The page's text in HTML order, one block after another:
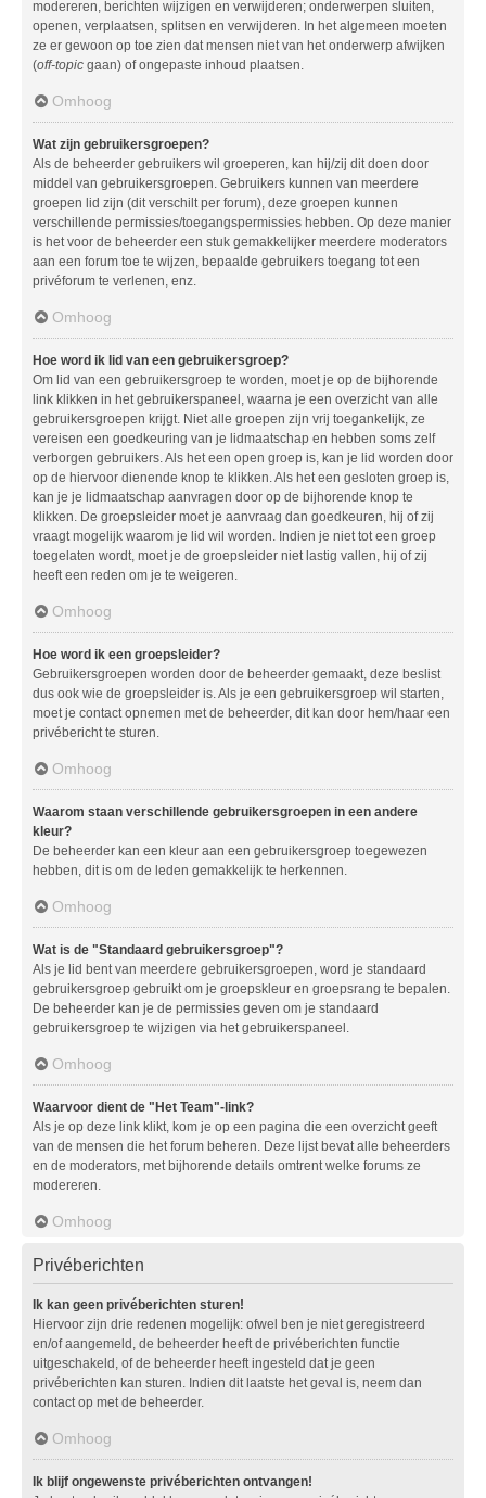
modereren, berichten wijzigen en verwijderen; onderwerpen sluiten,
openen, verplaatsen, splitsen en verwijderen. In het algemeen moeten
ze er gewoon op toe zien dat mensen niet van het onderwerp afwijken
(off-topic gaan) of ongepaste inhoud plaatsen.
Omhoog
Wat zijn gebruikersgroepen?
Als de beheerder gebruikers wil groeperen, kan hij/zij dit doen door
middel van gebruikersgroepen. Gebruikers kunnen van meerdere
groepen lid zijn (dit verschilt per forum), deze groepen kunnen
verschillende permissies/toegangspermissies hebben. Op deze manier
is het voor de beheerder een stuk gemakkelijker meerdere moderators
aan een forum toe te wijzen, bepaalde gebruikers toegang tot een
privéforum te verlenen, enz.
Omhoog
Hoe word ik lid van een gebruikersgroep?
Om lid van een gebruikersgroep te worden, moet je op de bijhorende
link klikken in het gebruikerspaneel, waarna je een overzicht van alle
gebruikersgroepen krijgt. Niet alle groepen zijn vrij toegankelijk, ze
vereisen een goedkeuring van je lidmaatschap en hebben soms zelf
verborgen gebruikers. Als het een open groep is, kan je lid worden door
op de hiervoor dienende knop te klikken. Als het een gesloten groep is,
kan je je lidmaatschap aanvragen door op de bijhorende knop te
klikken. De groepsleider moet je aanvraag dan goedkeuren, hij of zij
vraagt mogelijk waarom je lid wil worden. Indien je niet tot een groep
toegelaten wordt, moet je de groepsleider niet lastig vallen, hij of zij
heeft een reden om je te weigeren.
Omhoog
Hoe word ik een groepsleider?
Gebruikersgroepen worden door de beheerder gemaakt, deze beslist
dus ook wie de groepsleider is. Als je een gebruikersgroep wil starten,
moet je contact opnemen met de beheerder, dit kan door hem/haar een
privébericht te sturen.
Omhoog
Waarom staan verschillende gebruikersgroepen in een andere
kleur?
De beheerder kan een kleur aan een gebruikersgroep toegewezen
hebben, dit is om de leden gemakkelijk te herkennen.
Omhoog
Wat is de "Standaard gebruikersgroep"?
Als je lid bent van meerdere gebruikersgroepen, word je standaard
gebruikersgroep gebruikt om je groepskleur en groepsrang te bepalen.
De beheerder kan je de permissies geven om je standaard
gebruikersgroep te wijzigen via het gebruikerspaneel.
Omhoog
Waarvoor dient de "Het Team"-link?
Als je op deze link klikt, kom je op een pagina die een overzicht geeft
van de mensen die het forum beheren. Deze lijst bevat alle beheerders
en de moderators, met bijhorende details omtrent welke forums ze
modereren.
Omhoog
Privéberichten
Ik kan geen privéberichten sturen!
Hiervoor zijn drie redenen mogelijk: ofwel ben je niet geregistreerd
en/of aangemeld, de beheerder heeft de privéberichten functie
uitgeschakeld, of de beheerder heeft ingesteld dat je geen
privéberichten kan sturen. Indien dit laatste het geval is, neem dan
contact op met de beheerder.
Omhoog
Ik blijf ongewenste privéberichten ontvangen!